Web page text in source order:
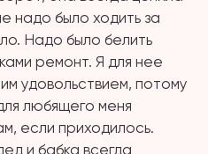
надо было ходить за
Надо было белить
ремонт. Я для нее
удовольствием, потому
любящего меня
если приходилось.
и бабка всегда